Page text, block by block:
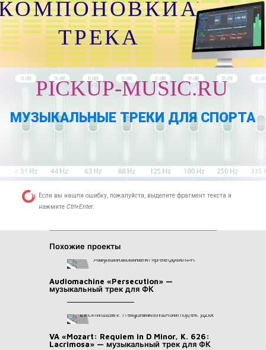
ТРЕКА
PICKUP-MUSIC.RU
МУЗЫКАЛЬНЫЕ ТРЕКИ ДЛЯ СПОРТА
Если вы нашли ошибку, пожалуйста, выделите фрагмент текста и
нажмите Ctrl+Enter.
Похожие проекты
Audiomachine «Persecution» —
музыкальный трек для ФК
VA «Mozart: Requiem in D Minor, K. 626:
Lacrimosa» — музыкальный трек для ФК